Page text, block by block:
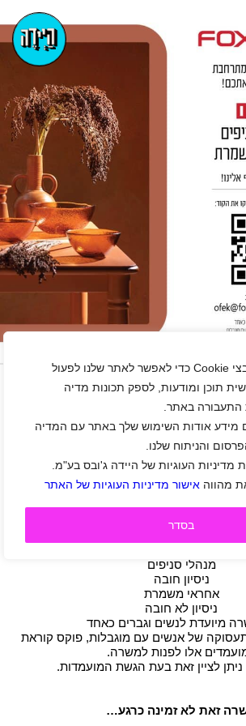
אנו משתמשים בקובצי Cookie כדי לאפשר לאתר שלנו לפעול
תוכן ומודעות, לספק תכונות מדיה
התעבורה באתר.
מידע אודות השימוש שלך באתר עם המדיה
והניתוח שלנו.
מדיניות העוגיות של היידה ג'ובס בע"מ.
מהווה אישור מדיניות העוגיות של האתר
בסדר
הום מנהלי/ות סניפים ואחראי/יות
חיילים משוחררים | משרה מלאה
| חצי משרה| משרה חלקית
תיאור משרה
ייעוץ ושירות לקוחות פרונטאלי,
ועבודות תפעול מגוונות בסניף.
מנהלי סניפים
ניסיון חובה
אחראי משמרת
ניסיון לא חובה
מיועדת לנשים וגברים כאחד
תעסוקה של אנשים עם מוגבלות, פוקס קוראת
אלו לפנות למשרה.
לציין זאת בעת הגשת המועמדות.
זאת לא זמינה כרגע…